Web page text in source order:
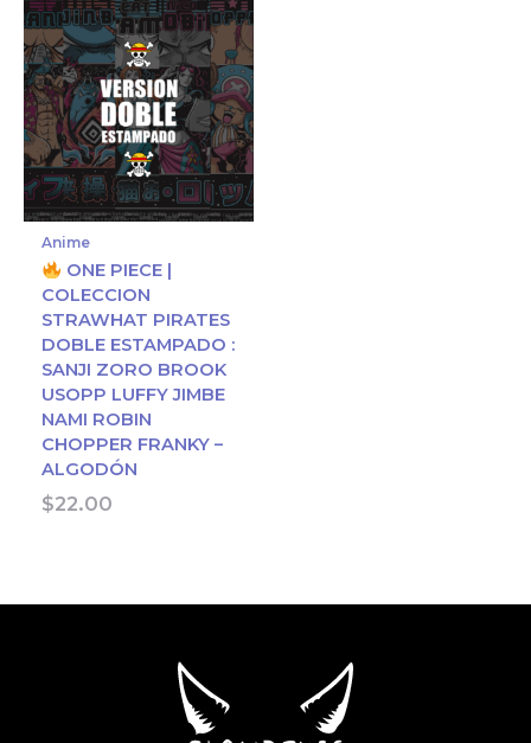
Anime
ONE PIECE |
COLECCION
STRAWHAT PIRATES
DOBLE ESTAMPADO :
SANJI ZORO BROOK
USOPP LUFFY JIMBE
NAMI ROBIN
CHOPPER FRANKY –
ALGODÓN
$22.00